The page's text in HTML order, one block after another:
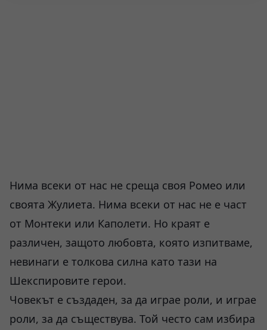
Нима всеки от нас не среща своя Ромео или
своята Жулиета. Нима всеки от нас не е част
от Монтеки или Каполети. Но краят е
различен, защото любовта, която изпитваме,
невинаги е толкова силна като тази на
Шекспировите герои.
Човекът е създаден, за да играе роли, и играе
роли, за да съществува. Той често сам избира